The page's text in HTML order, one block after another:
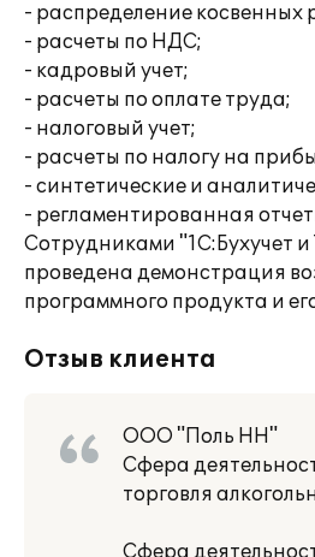
- распределение косвенных
- расчеты по НДС;
- кадровый учет;
- расчеты по оплате труда;
- налоговый учет;
- расчеты по налогу на
- синтетические и
- регламентированная
Сотрудниками "1С:Бухучет и
проведена демонстрация
программного продукта и
Отзыв клиента
ООО "Поль НН"
Сфера
торговля
Сфера